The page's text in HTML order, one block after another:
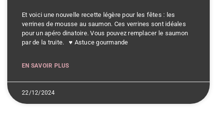
Et voici une nouvelle recette légère pour les fêtes : les
verrines de mousse au saumon. Ces verrines sont idéales
pour un apéro dinatoire. Vous pouvez remplacer le saumon
par de la truite. ♥ Astuce gourmande
EN SAVOIR PLUS
22/12/2024